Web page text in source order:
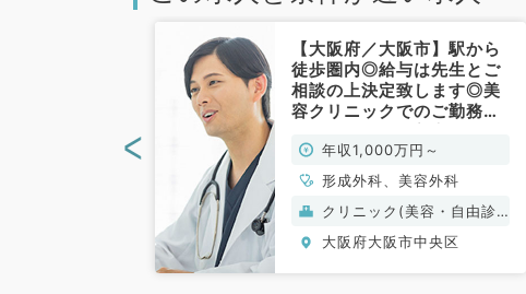
【大阪府／大阪市】駅から
徒歩圏内◎給与は先生とご
相談の上決定致します◎美
容クリニックでのご勤務で
常勤）年収1,000万円～
形成外科、美容外科
クリニック(美容・自由診
療）
大阪府大阪市中央区
<